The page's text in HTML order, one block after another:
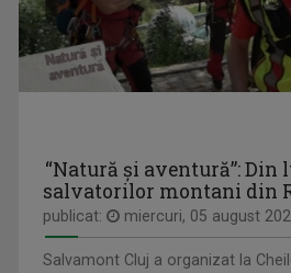
CĂLĂTOR DE MESERIE
Vineri, ora 18:20, la TVR Tg. Mureș;
ANGELA PRECUP
Angela Precup este Jurnalist TV Senior în
“Natură și aventură”: Din
salvatorilor montani din
publicat: miercuri, 05 august
Salvamont Cluj a organizat la